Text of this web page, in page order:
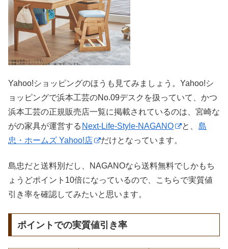
Yahoo!ショッピングのほうも見てみましょう。Yahoo!シ
ョッピングで浜本工芸のNo.09デスクを扱っていて、かつ
浜本工芸の正規販売店一覧に掲載されているのは、宮崎な
がの家具が運営する Next-Life-Style-NAGANO と、 島
忠・ホームズ Yahoo!店
だけとなっています。
島忠だと送料別だし、NAGANOなら送料無料でしかもち
ょうどポイント10倍になっているので、こちらで実質値
引き率を確認してみたいと思います。
ポイントでの実質値引き率